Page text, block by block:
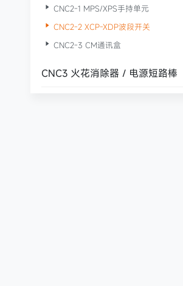
 CNC2-1 MPS/XPS手持单元
 CNC2-2 XCP-XDP波段开关
 CNC2-3 CM通讯盒
CNC3 火花消除器 / 电源短路棒